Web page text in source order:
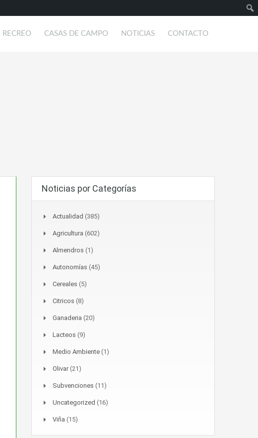
RECREO CASAS DE CAMPO NOTICIAS CONTACTO
Noticias por Categorías
Actualidad (385)
Agricultura (602)
Almendros (1)
Autonomías (45)
Cereales (5)
Citricos (8)
Ganaderia (20)
Lacteos (9)
Medio Ambiente (1)
Olivar(21)
Subvenciones (11)
Uncategorized (16)
Viña (15)